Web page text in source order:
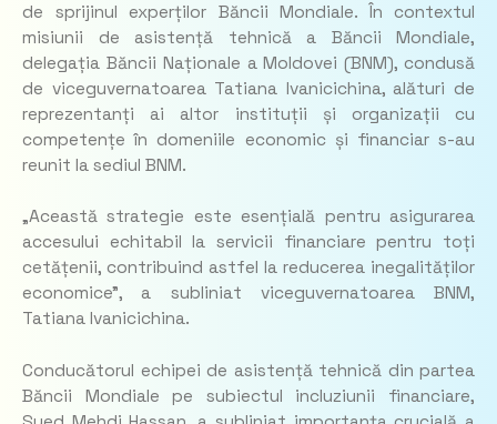
de sprijinul experților Băncii Mondiale. În contextul
misiunii de asistență tehnică a Băncii Mondiale,
delegația Băncii Naționale a Moldovei (BNM), condusă
de viceguvernatoarea Tatiana Ivanicichina, alături de
reprezentanți ai altor instituții și organizații cu
competențe în domeniile economic și financiar s-au
reunit la sediul BNM.
„Această strategie este esențială pentru asigurarea
accesului echitabil la servicii financiare pentru toți
cetățenii, contribuind astfel la reducerea inegalităților
economice”, a subliniat viceguvernatoarea BNM,
Tatiana Ivanicichina.
Conducătorul echipei de asistență tehnică din partea
Băncii Mondiale pe subiectul incluziunii financiare,